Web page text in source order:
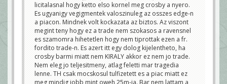
licitalasnal hogy ketto elso kornel meg crosby a nyero.
Es ugyanigy vegigmentek valoszinuleg az osszes edge-n
a piacon. Mindnek volt kockazata az biztos. Az viszont
megint teny hogy ez a trade nem szokasos a ravensnel
es szamomra hihetetlen hogy nem tiprottak ezen a fr.
fordito trade-n. Es azert itt egy dolog kijelentheto, ha
crosby barmi miatt nem KIRALY akkor ez nem jo trade.
Nem eleg jo teljesitmeny, atlag feletti mar tragedia
lenne. TH csak mocskosul tulfizetett es a piac miatt ez